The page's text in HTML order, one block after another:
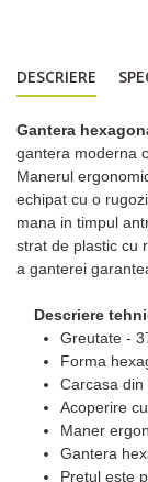
DESCRIERE
Gantera
gantera moderna
Manerul
echipat cu o
mana in timpul
strat de plastic cu
a ganterei
Descriere
Greutate -
Forma
Carcasa
Acoperire
Maner
Gantera
Pretul este